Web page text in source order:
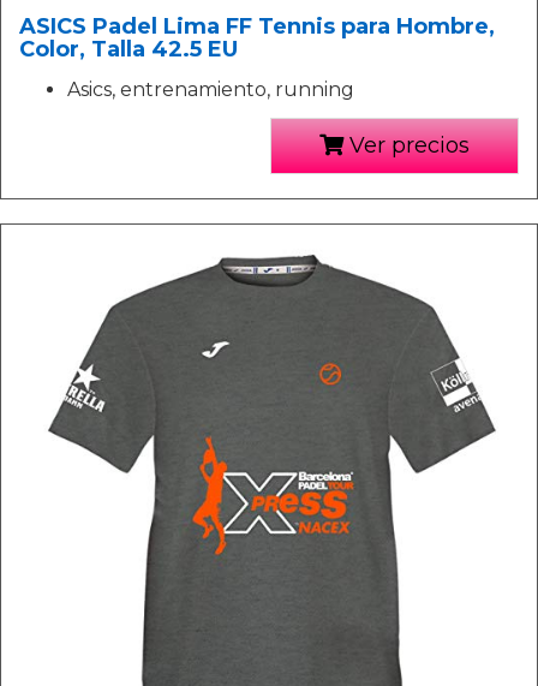
ASICS Padel Lima FF Tennis para Hombre,
Color, Talla 42.5 EU
Asics, entrenamiento, running
Ver precios